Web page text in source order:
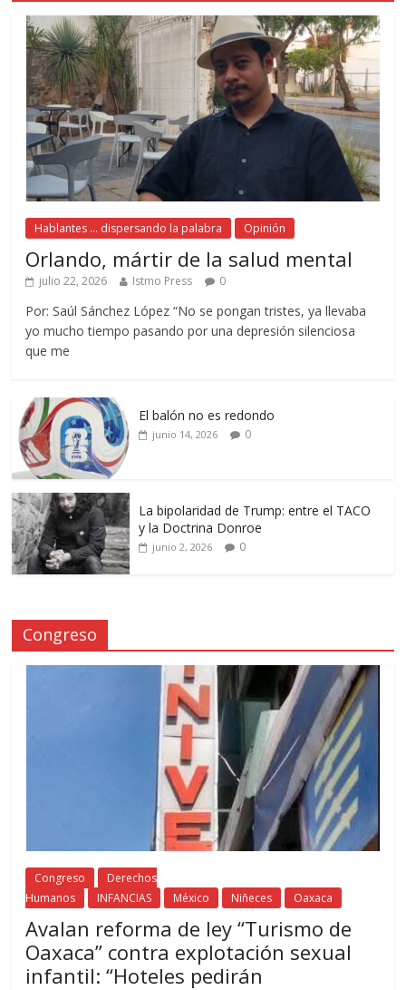
Hablantes ... dispersando la palabra Opinión
Orlando, mártir de la salud mental
julio 22, 2026 Istmo Press 0
Por: Saúl Sánchez López “No se pongan tristes, ya llevaba
yo mucho tiempo pasando por una depresión silenciosa
que me
El balón no es redondo
junio 14, 2026 0
La bipolaridad de Trump: entre el TACO
y la Doctrina Donroe
junio 2, 2026 0
Congreso
Congreso
Derechos
Humanos
INFANCIAS México Niñeces Oaxaca
Avalan reforma de ley “Turismo de
Oaxaca” contra explotación sexual
infantil: “Hoteles pedirán